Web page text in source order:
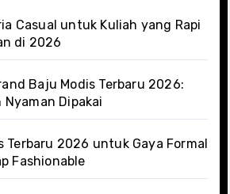
Casual untuk Kuliah yang Rapi
di 2026
Baju Modis Terbaru 2026:
Dipakai
Terbaru 2026 untuk Gaya Formal
Fashionable